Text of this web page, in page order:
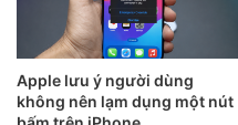
Apple lưu ý người dùng
không nên lạm dụng một nút